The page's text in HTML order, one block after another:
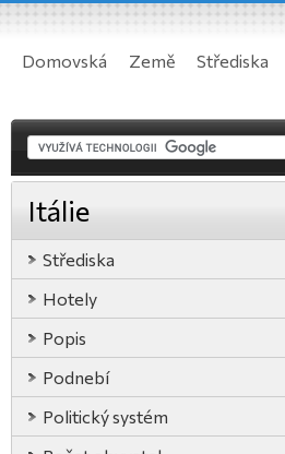
Domovská Země Střediska
Itálie
Střediska
Hotely
Popis
Podnebí
Politický systém